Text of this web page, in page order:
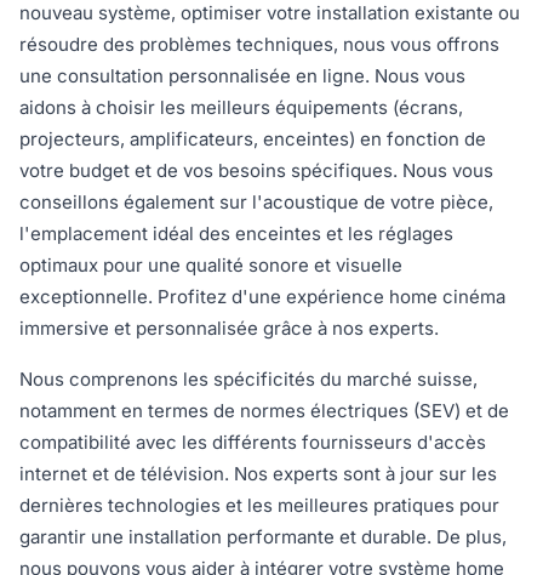
nouveau système, optimiser votre installation existante ou
résoudre des problèmes techniques, nous vous offrons
une consultation personnalisée en ligne. Nous vous
aidons à choisir les meilleurs équipements (écrans,
projecteurs, amplificateurs, enceintes) en fonction de
votre budget et de vos besoins spécifiques. Nous vous
conseillons également sur l'acoustique de votre pièce,
l'emplacement idéal des enceintes et les réglages
optimaux pour une qualité sonore et visuelle
exceptionnelle. Profitez d'une expérience home cinéma
immersive et personnalisée grâce à nos experts.
Nous comprenons les spécificités du marché suisse,
notamment en termes de normes électriques (SEV) et de
compatibilité avec les différents fournisseurs d'accès
internet et de télévision. Nos experts sont à jour sur les
dernières technologies et les meilleures pratiques pour
garantir une installation performante et durable. De plus,
nous pouvons vous aider à intégrer votre système home